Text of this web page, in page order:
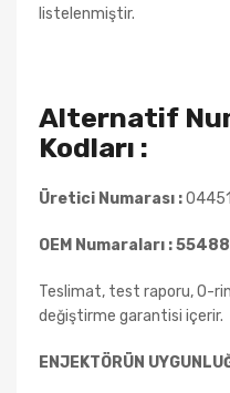
listelenmiştir.
Alternatif
Kodları :
Üretici Numarası :
OEM Numaraları :
Teslimat, test raporu, O-
değiştirme garantisi içerir.
ENJEKTÖRÜN